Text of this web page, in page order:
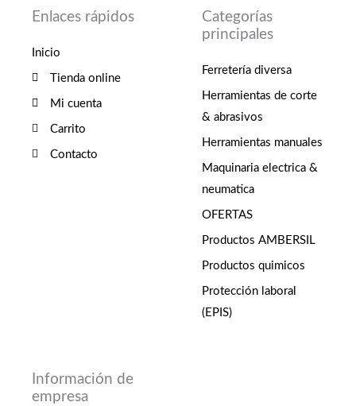
Enlaces rápidos
Inicio
Tienda online
Mi cuenta
Carrito
Contacto
Categorías
principales
Ferretería diversa
Herramientas de corte
& abrasivos
Herramientas manuales
Maquinaria electrica &
neumatica
OFERTAS
Productos AMBERSIL
Productos quimicos
Protección laboral
(EPIS)
Información de
empresa